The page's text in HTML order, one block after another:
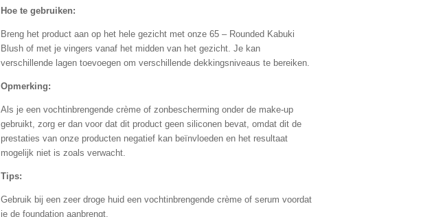
Hoe te gebruiken:
Breng het product aan op het hele gezicht met onze 65 – Rounded Kabuki
Blush of met je vingers vanaf het midden van het gezicht. Je kan
verschillende lagen toevoegen om verschillende dekkingsniveaus te bereiken.
Opmerking:
Als je een vochtinbrengende crème of zonbescherming onder de make-up
gebruikt, zorg er dan voor dat dit product geen siliconen bevat, omdat dit de
prestaties van onze producten negatief kan beïnvloeden en het resultaat
mogelijk niet is zoals verwacht.
Tips:
Gebruik bij een zeer droge huid een vochtinbrengende crème of serum voordat
je de foundation aanbrengt.